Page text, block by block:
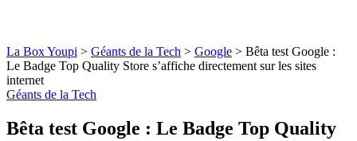
La Box Youpi > Géants de la Tech > Google > Bêta test Google :
Le Badge Top Quality Store s’affiche directement sur les sites
internet
Géants de la Tech
Bêta test Google : Le Badge Top Quality